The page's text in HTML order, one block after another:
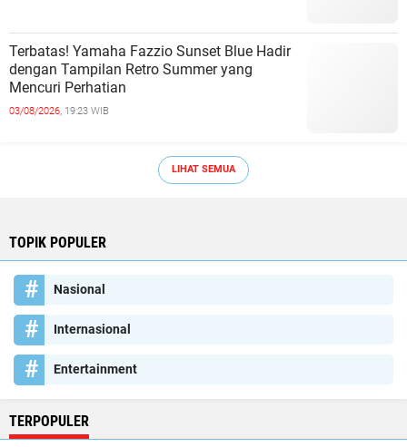
Terbatas! Yamaha Fazzio Sunset Blue Hadir
dengan Tampilan Retro Summer yang
Mencuri Perhatian
03/08/2026, 19:23 WIB
LIHAT SEMUA
TOPIK POPULER
Nasional
Internasional
Entertainment
TERPOPULER